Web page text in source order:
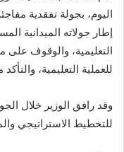
اليوم، بجولة تفقدية
إطار جولاته الميدانية
التعليمية، والوقوف على
للعملية التعليمية،
وقد رافق الوزير خلال
للتخطيط الاستراتيجي